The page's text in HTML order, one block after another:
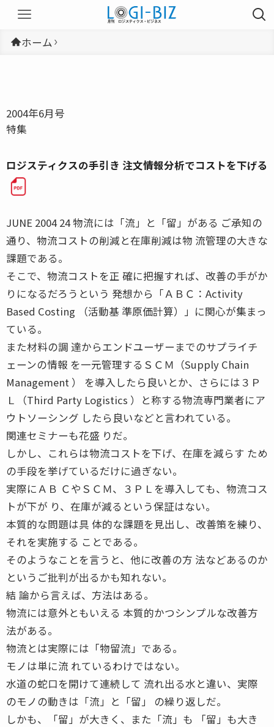
ホーム
2004年6月号
特集
ロジスティクスの手引き 注文情報分析でコストを下げる
JUNE 2004 24 物流には「流」と「留」がある ご承知の
通り、物流コストの削減と在庫削減は物 流管理の大きな
課題である。
そこで、物流コストを正 確に把握すれば、改善の手がか
りになるだろうという 発想から「ＡＢＣ：Activity
Based Costing （活動基 準原価計算）」に関心が集まっ
ている。
また材料の調 達からエンドユーザーまでのサプライチ
ェーンの情報 を一元管理するＳＣＭ（Supply Chain
Management ） を導入したら良いとか、さらには３Ｐ
Ｌ（Third Party Logistics ）と称する物流専門業者にア
ウトソーシング したら良いなどと言われている。
関連セミナーも花盛 りだ。
しかし、これらは物流コストを下げ、在庫を減らす ため
の手段を挙げているだけに過ぎない。
実際にＡＢ ＣやＳＣＭ、３ＰＬを導入しても、物流コス
トが下が り、在庫が減るという保証はない。
本質的な問題は具 体的な課題を見出し、改善策を練り、
それを実施する ことである。
そのようなことを言うと、他に改善の方 法などあるのか
というご批判が出るかも知れない。
結 論から言えば、方法はある。
物流には意外ともいえる 本質的かつシンプルな改善方
法がある。
物流とは実際には「物留流」である。
モノは単に流 れているわけではない。
水道の蛇口を開けて連続して 流れ出る水と違い、実際
のモノの動きは「流」と「留」 の繰り返しだ。
しかも、「留」が大きく、また「流」も 「留」も大き